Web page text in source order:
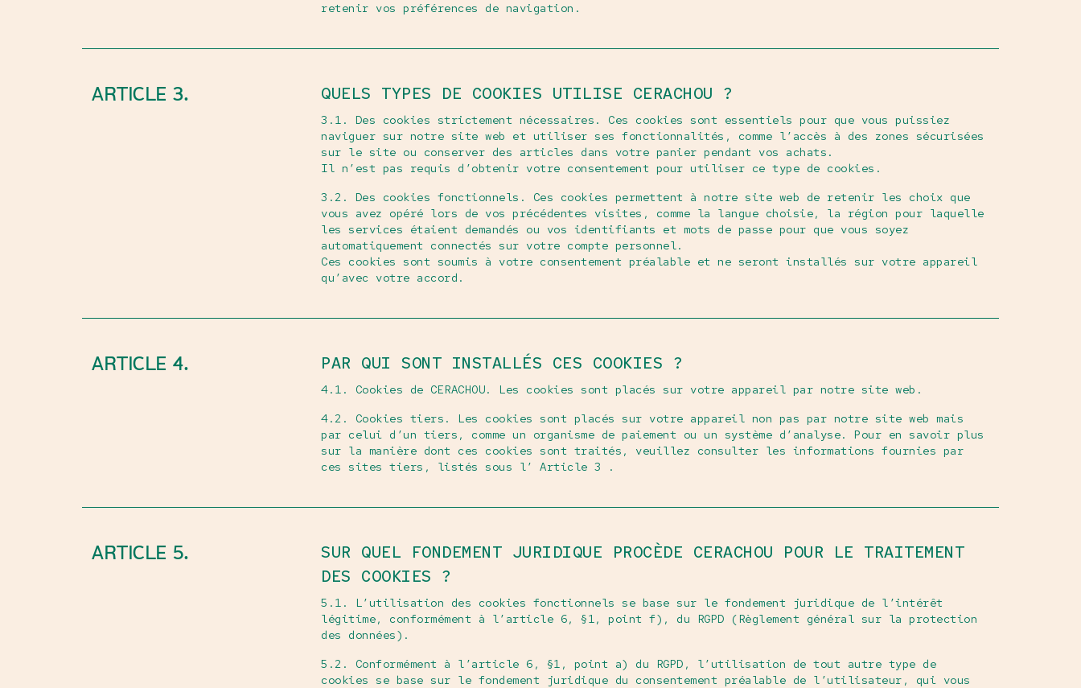
retenir vos préférences de navigation.
ARTICLE 3. QUELS TYPES DE COOKIES UTILISE CERACHOU ?
3.1. Des cookies strictement nécessaires. Ces cookies sont essentiels pour que vous puissiez
naviguer sur notre site web et utiliser ses fonctionnalités, comme l’accès à des zones sécurisées
sur le site ou conserver des articles dans votre panier pendant vos achats.
Il n’est pas requis d’obtenir votre consentement pour utiliser ce type de cookies.
3.2. Des cookies fonctionnels. Ces cookies permettent à notre site web de retenir les choix que
vous avez opéré lors de vos précédentes visites, comme la langue choisie, la région pour laquelle
les services étaient demandés ou vos identifiants et mots de passe pour que vous soyez
automatiquement connectés sur votre compte personnel.
Ces cookies sont soumis à votre consentement préalable et ne seront installés sur votre appareil
qu’avec votre accord.
ARTICLE 4. PAR QUI SONT INSTALLÉS CES COOKIES ?
4.1. Cookies de CERACHOU. Les cookies sont placés sur votre appareil par notre site web.
4.2. Cookies tiers. Les cookies sont placés sur votre appareil non pas par notre site web mais
par celui d’un tiers, comme un organisme de paiement ou un système d’analyse. Pour en savoir plus
sur la manière dont ces cookies sont traités, veuillez consulter les informations fournies par
ces sites tiers, listés sous l’ Article 3 .
ARTICLE 5.
SUR QUEL FONDEMENT JURIDIQUE PROCÈDE CERACHOU POUR LE TRAITEMENT
DES COOKIES ?
5.1. L’utilisation des cookies fonctionnels se base sur le fondement juridique de l’intérêt
légitime, conformément à l’article 6, §1, point f), du RGPD (Règlement général sur la protection
des données).
5.2. Conformément à l’article 6, §1, point a) du RGPD, l’utilisation de tout autre type de
cookies se base sur le fondement juridique du consentement préalable de l’utilisateur, qui vous